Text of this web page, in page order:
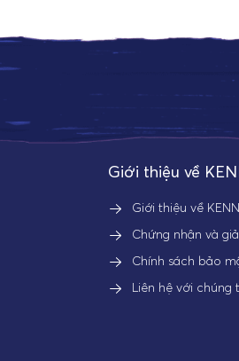
Giới thiệu về
Giới thiệu về
Chứng nhận và
Chính sách bảo
Liên hệ với chúng